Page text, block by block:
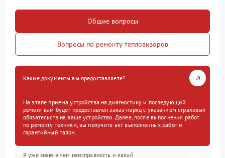
Общие вопросы
Вопросы по ремонту тепловизоров
Какие документы вы предоставляете?
На этапе приема устройства на диагностику и последующий
ремонт вам будет предоставлен заказ-наряд с указанием страховых
обязательств на ваше устройство. Далее, после выполнения работ
по ремонту техники, вы получите акт выполненных работ и
гарантийный талон.
Я уже знаю в чем неисправность и какой